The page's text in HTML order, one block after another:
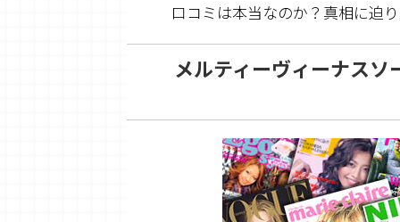
口コミは本当なのか？真相に迫
メルティーヴィーナス